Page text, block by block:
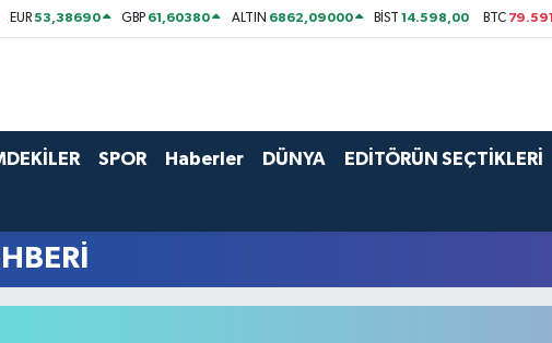
EUR53,38690 GBP 61,60380 ALTIN 6862,09000 BİST14.598,00 BTC
SPOR Haberler DÜNYA EDİTÖRÜN SEÇTİKLERİ